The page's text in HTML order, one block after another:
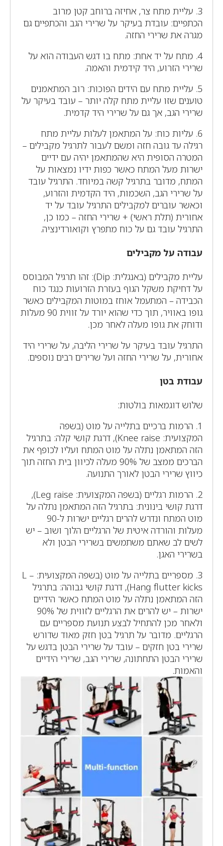
3. עליית מתח צר, אחיזה ברוחב קטן מרוב
הכתפיים: עובדת בעיקר על שרירי הגב והכתפיים גם
מגרה את שרירי החזה.
4. מתח על יד אחת: מתח בו דגש העבודה הוא על
שרירי הזרוע, היד קידמית והאמה.
5. עליית מתח עם הידים הפוכות: רוב המתאמנים
טוענים שזו עליית מתח קלה יותר – עובד בעיקר על
שרירי הגב, אך גם על שרירי היד קדמית.
6. עליות כוח: על המתאמן לעלות עליית מתח
רגילה עד גובה חזה ומשם לעבור לתרגיל מקבילים –
המטרה הסופית היא שהמתאמן יהיה עם ידיים
ישרות מעל המתח כאשר כפות ידיו נמצאות על
המתח, מדובר בתרגיל קשה במיוחד. התרגיל עובד
על שרירי הגב, השכמות, היד הקדמית והזרוע,
וכאשר עוברים למקבילים התרגיל עובד על יד
אחורית (תלת ראשי) + שרירי החזה – כמו כן,
התרגיל עובד גם על כוח מתפרץ וקואורדינציה.
עבודה על מקבילים
עליית מקבילים (באנגלית: Dip): זהו תרגיל המבוסס
על דחיקת משקל הגוף בעזרת הזרועות כנגד כוח
הכבידה – המתעמל אוחז במוטות המקבילים כאשר
גופו באוויר, תוך כדי שהוא יורד על זווית 90 מעלות
ודוחק את גופו מעלה לאחר מכן.
התרגיל עובד בעיקר על שרירי הליבה, על שרירי היד
אחורית, על שרירי החזה ועל שרירים רבים נוספים.
עבודת בטן
שלוש דוגמאות בולטות:
1. הרמות ברכיים בתלייה על מוט (בשפה
המקצועית: Knee raise), דרגת קושי קלה: בתרגיל
הזה המתאמן נתלה על מוט המתח ועליו לכופף את
הברכים ממצב של 90% מעלה לכיוון בית החזה תוך
כיווץ שרירי הבטן לאורך התנועה.
2. הרמות רגליים (בשפה המקצועית: Leg raise),
דרגת קושי בינונית: בתרגיל הזה המתאמן נתלה על
מוט המתח ונדרש להרים רגליים ישרות ל-90
מעלות והורדה איטית של הרגליים הלוך ושוב – יש
לשים לב שאתם משתמשים בשרירי הבטן ולא
בשרירי האגן.
3. מספריים בתלייה על מוט (בשפה המקצועית: L –
Hang flutter kicks), דרגת קושי גבוהה: בתרגיל
הזה המתאמן נתלה על מוט המתח כאשר הידיים
ישרות – יש להרים את הרגליים לזווית של 90%
ולאחר מכן להתחיל לבצע תנועת מספריים עם
הרגליים. מדובר על תרגיל בטן חזק מאוד שדורש
שרירי בטן חזקים – עובד על שרירי הבטן בדגש על
שרירי הבטן התחתונה, שרירי הגב, שרירי הידיים
והאמות.